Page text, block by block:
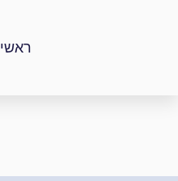
ראשי